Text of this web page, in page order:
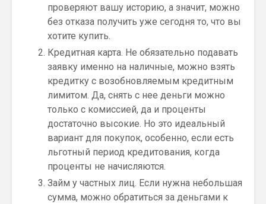
проверяют вашу историю, а значит, можно
без отказа получить уже сегодня то, что вы
хотите купить.
Кредитная карта. Не обязательно подавать
заявку именно на наличные, можно взять
кредитку с возобновляемым кредитным
лимитом. Да, снять с нее деньги можно
только с комиссией, да и проценты
достаточно высокие. Но это идеальный
вариант для покупок, особенно, если есть
льготный период кредитования, когда
проценты не начисляются.
Займ у частных лиц. Если нужна небольшая
сумма, можно обратиться за деньгами к